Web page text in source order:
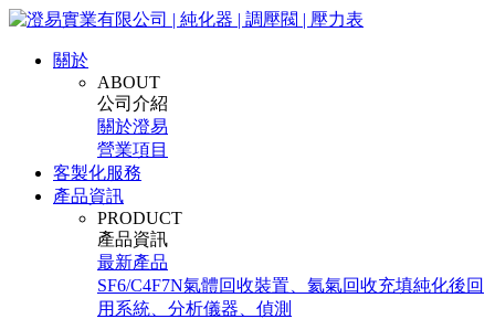
關於
ABOUT
公司介紹
關於澄易
營業項目
客製化服務
產品資訊
PRODUCT
產品資訊
最新產品
SF6/C4F7N氣體回收裝置、氦氣回收充填純化後回
用系統、分析儀器、偵測